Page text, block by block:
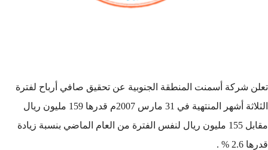
تعلن شركة أسمنت المنطقة الجنوبية عن تحقيق صافي أرباح لفترة
الثلاثة أشهر المنتهية في 31 مارس 2007م قدرها 159 مليون ريال
مقابل 155 مليون ريال لنفس الفترة من العام الماضي بنسبة زيادة
قدرها 2.6 % .